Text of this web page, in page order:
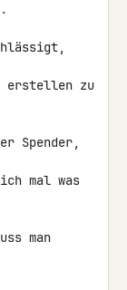
erstellen zu
Spender,
mal was
man